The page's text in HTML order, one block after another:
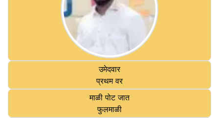
उमेदवार
प्रथम वर
माळी पोट जात
फुलमाळी